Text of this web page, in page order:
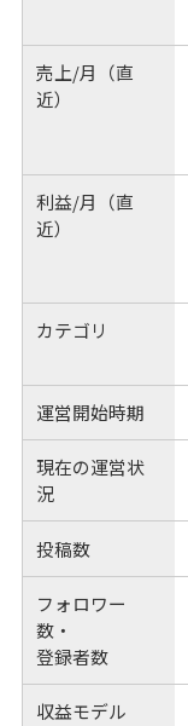
売上/月（直
近）
利益/月（直
近）
カテゴリ
運営開始時期
現在の運営状
況
投稿数
フォロワー
数・
登録者数
収益モデル